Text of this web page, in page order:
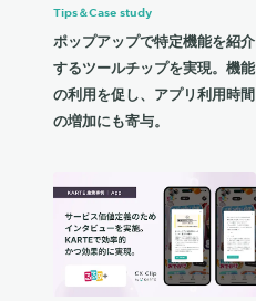
Tips＆Case study
ポップアップで特定機能を紹介
するツールチップを実現。機能
の利用を促し、アプリ利用時間
の増加にも寄与。